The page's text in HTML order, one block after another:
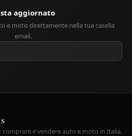
aggiornato
e moto direttamente nella tua casella
email.
e vendere auto e moto in Italia.